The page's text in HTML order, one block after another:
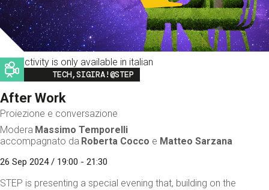
This activity is only available in italian
Image
TECH,SIGIRA!@STEP
After Work
Proiezione e conversazione
Modera Massimo Temporelli
accompagnato da Roberta Cocco e Matteo Sarzana
26 Sep 2024 / 19:00 - 21:30
STEP is presenting a special evening that, building on the